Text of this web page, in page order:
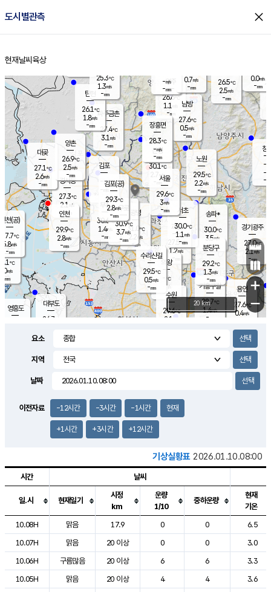
도시별관측 close
홈
현재날씨 육상
의도
℃
m/s
mm
영흥도
양주
26.6℃
1.1
-mm
과천
27.5℃
1.2m/s
- mm
용인
27.6℃
0.4m/s
경기광주
27.0℃
2.1m/s
-mm
1.4m/s
대부도
26.7
경서동
27.3℃
2.1 m/s
-mm
파주금촌
27.4℃
3.1 m/s
-mm
26.5℃
2.5m/s
-mm
대곶
27.1℃
2.6m/s
-mm
창
-
-m/
-
탄현
26.1℃
1.8m/s
-mm
0.0m/s
-mm
의왕
- ℃
m/s
mm
김포
- ℃
-m/s
mm
광명
31.0
℃
2.2 m/s
-mm
부천
30.6℃
1.4m/s
-mm
양촌
26.9℃
2.5m/s
-mm
구로
30.9℃
3.7m/s
-mm
은평
30.1℃
2.7 m/s
- mm
노원
29.5℃
2.2m/s
-mm
송파*
30.0℃
3.5m/s
-mm
서초
30.0℃
1.1 m/s
-mm
남방
27.6℃
0.5m/s
-mm
기흥구갈
28.7℃
1.4m/s
-
수리산길
29.5℃
0.5m/s
-mm
분당구
29.2℃
1.3m/s
-mm
장흥면
28.3℃
-m/s
-mm
-m/s
-mm
인천(공)
27.7℃
5.8m/s
-mm
김포(공)
29.3℃
2.8m/s
-mm
수원
29.6℃
2.1 m/s
인천
29.9℃
2.8m/s
-mm
서울
29.6℃
3m/s
-mm
25.3℃
1.3m/s
-mm
0.7m/s
-mm
+
−
20 km
요소
지역
날짜
이전자료 -12시간 -3시간 -1시간 현재
+1시간 +3시간 +12시간
기상실황표 2026.01.10.08:00
도시별 기상실황표로 지점, 날씨, 기온, 강수, 바람, 기압등을 안내한 표입
시간 날씨
일.시 현재일기
시정
km
운량
1/10
중하운량
현재
기온
10.08H
맑음 17.9 0 0
6.5
10.07H
맑음 20 이상 0 0
3.0
10.06H
구름많음 20 이상 6 6
3.3
10.05H
맑음 20 이상 4 4
3.6